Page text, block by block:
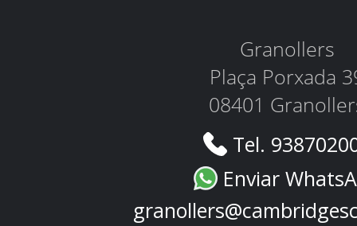
Granollers
Plaça Porxada
08401
Tel.
Enviar